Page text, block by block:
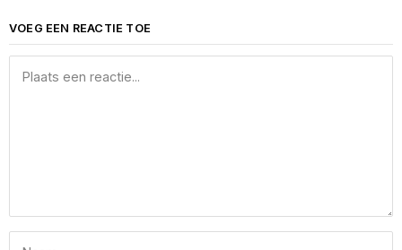
VOEG EEN REACTIE TOE